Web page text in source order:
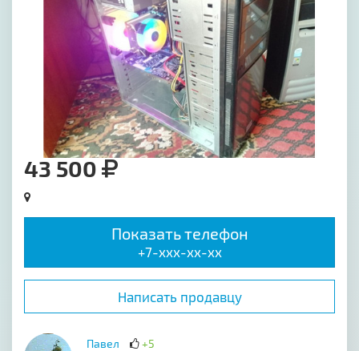
43 500
Показать телефон
+7-xxx-xx-xx
Написать продавцу
Павел
+5